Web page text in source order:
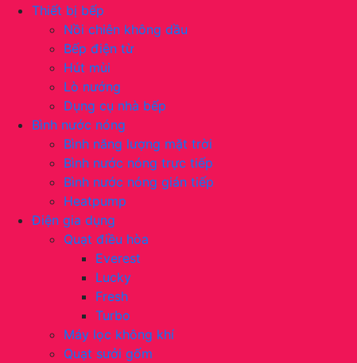
Thiết bị bếp
Nồi chiên không dầu
Bếp điện từ
Hút mùi
Lò nướng
Dụng cụ nhà bếp
Bình nước nóng
Bình năng lượng mặt trời
Bình nước nóng trực tiếp
Bình nước nóng gián tiếp
Heatpump
Điện gia dụng
Quạt điều hòa
Everest
Lucky
Fresh
Turbo
Máy lọc không khí
Quạt sưởi gốm